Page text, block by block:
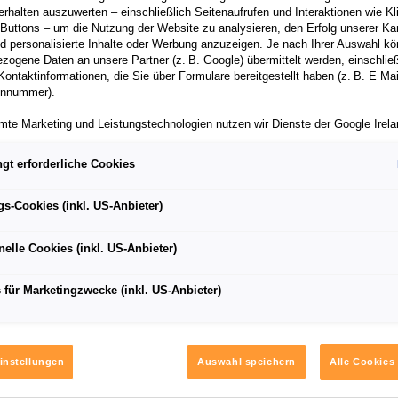
konsequente Weiterentwicklung der Modern Solid-
Bestehens schaut Škoda Auto voraus auf künftige
langem führenden Kombisegment
Škoda Vision O findet im September dieses Jahres in
auszuwerten – einschließlich Seitenaufrufen und Interaktionen wie
Buttons – um die Nutzung der Website zu analysieren, den Erfolg unserer
personalisierte Inhalte oder Werbung anzuzeigen. Je nach Ihrer Auswahl
Daten an unsere Partner (z. B. Google) übermittelt werden,
die Sie über Formulare bereitgestellt haben (z. B. E
Marketing und Leistungstechnologien nutzen wir Dienste der Google
können nicht ausgeschlossen werden. Die Übermittlung
einen personalisierten Link auf unsere Website gelangen und Marketing
von dem Ihnen zugeordneten Händler bzw. im Falle eines Porsche
der jeweiligen Kampagne.
zu den eingesetzten Technologien finden Sie in unserer Cookie und
in den Technologie Einstellungen am Ende der Website.
erforderliche Cookies
Cookies (inkl. US-Anbieter)
Cookies (inkl. US-Anbieter)
für Marketingzwecke (inkl. US-Anbieter)
Auswahl speichern Alle Cookies